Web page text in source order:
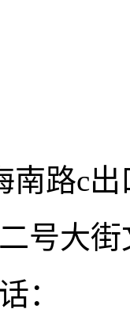
南路c出
号大
：